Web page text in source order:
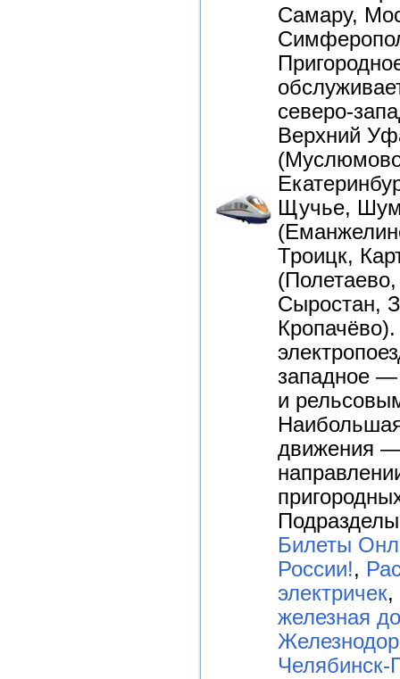
Самару,
северо-
Верхний
Щучье,
Троицк,
Сыростан,
западное
и
движения
Билеты
России!,
электричек,
железная
Челябинск-